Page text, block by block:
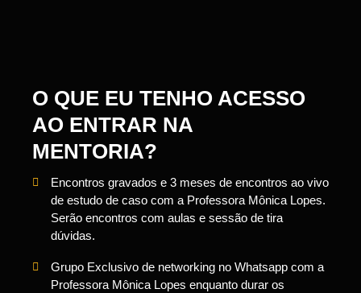
O QUE EU TENHO ACESSO
AO ENTRAR NA
MENTORIA?
Encontros gravados e 3 meses de encontros ao vivo
de estudo de caso com a Professora Mônica Lopes.
Serão encontros com aulas e sessão de tira
dúvidas.
Grupo Exclusivo de networking no Whatsapp com a
Professora Mônica Lopes enquanto durar os